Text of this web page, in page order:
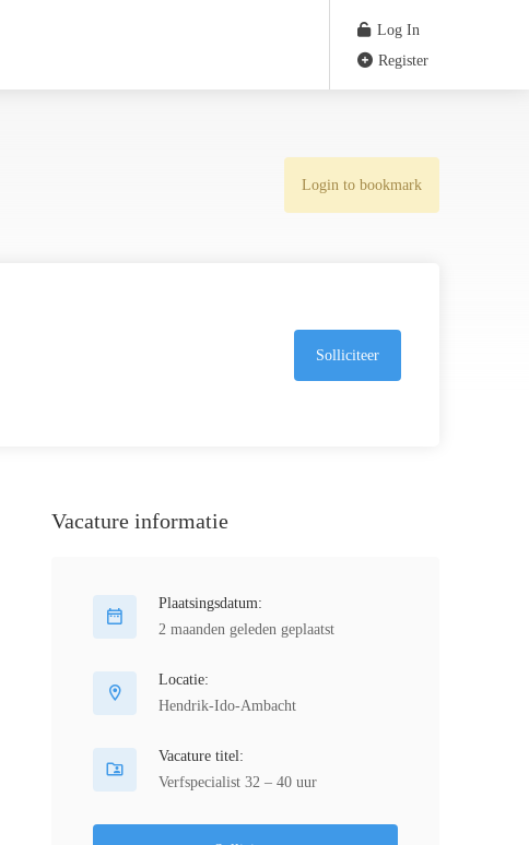
Log In
Register
Login to bookmark
Solliciteer
Vacature informatie
Plaatsingsdatum:
2 maanden geleden geplaatst
Locatie:
Hendrik-Ido-Ambacht
Vacature titel:
Verfspecialist 32 – 40 uur